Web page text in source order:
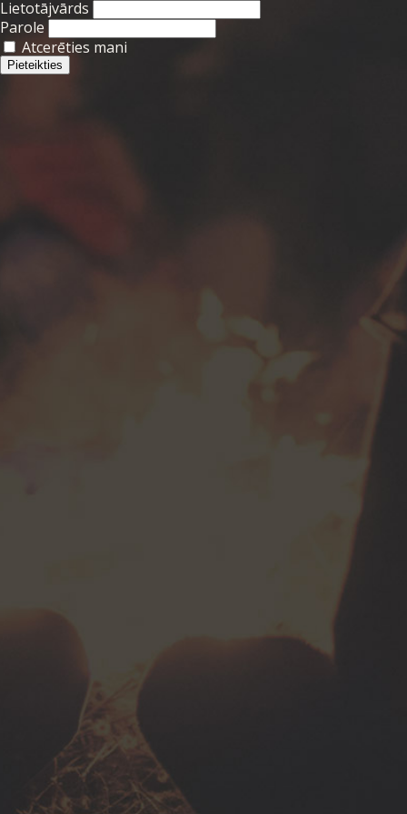
Lietotājvārds
Parole
Atcerēties mani